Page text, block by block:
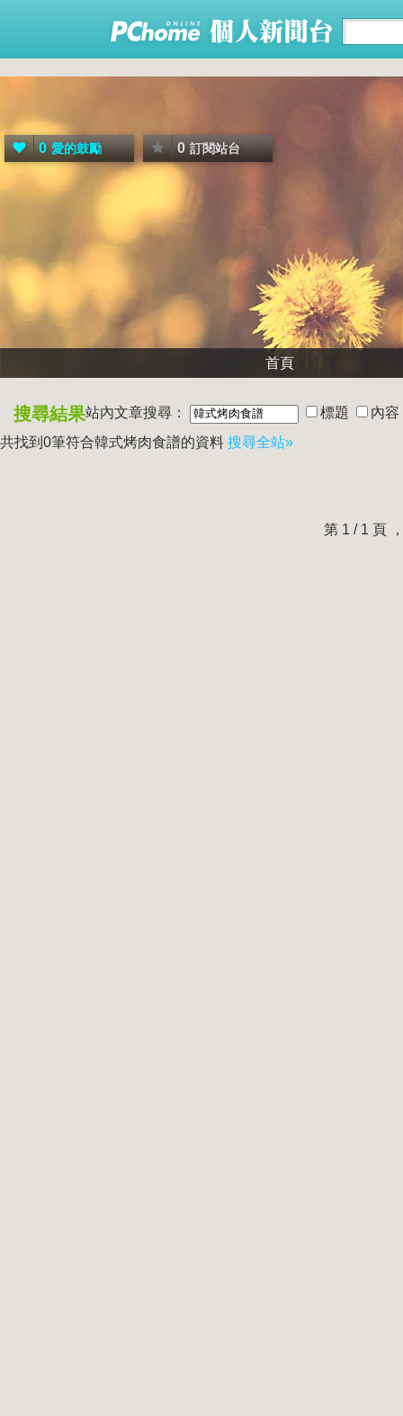
0 愛的鼓勵 0 訂閱站台
首頁
搜尋結果站內文章搜尋： 標題
內容
共找到0筆符合韓式烤肉食譜的資料 搜尋全站»
第 1 / 1